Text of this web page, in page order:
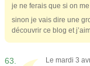
je ne ferais que si on
sinon je vais dire une
découvrir ce blog et
63. Le mardi 3